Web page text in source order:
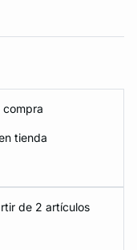
tienda
de 2 artículos